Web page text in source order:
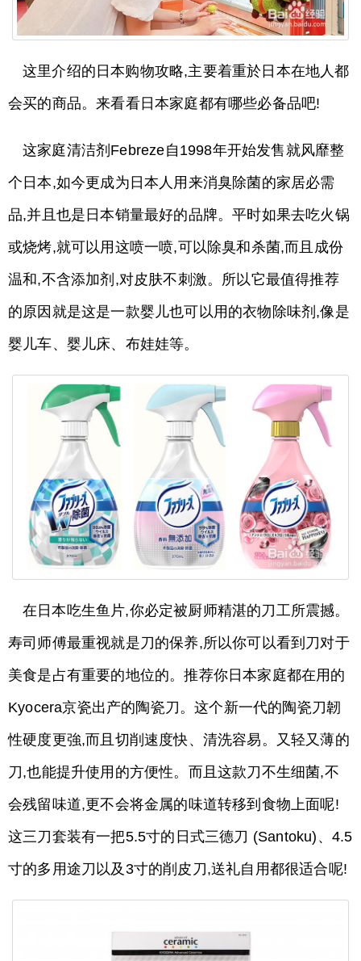
这里介绍的日本购物攻略,主要着重於日本在地人都
会买的商品。来看看日本家庭都有哪些必备品吧!
这家庭清洁剂Febreze自1998年开始发售就风靡整
个日本,如今更成为日本人用来消臭除菌的家居必需
品,并且也是日本销量最好的品牌。平时如果去吃火锅
或烧烤,就可以用这喷一喷,可以除臭和杀菌,而且成份
温和,不含添加剂,对皮肤不刺激。所以它最值得推荐
的原因就是这是一款婴儿也可以用的衣物除味剂,像是
婴儿车、婴儿床、布娃娃等。
在日本吃生鱼片,你必定被厨师精湛的刀工所震撼。
寿司师傅最重视就是刀的保养,所以你可以看到刀对于
美食是占有重要的地位的。推荐你日本家庭都在用的
Kyocera京瓷出产的陶瓷刀。这个新一代的陶瓷刀韌
性硬度更強,而且切削速度快、清洗容易。又轻又薄的
刀,也能提升使用的方便性。而且这款刀不生细菌,不
会残留味道,更不会将金属的味道转移到食物上面呢!
这三刀套装有一把5.5寸的日式三德刀 (Santoku)、4.5
寸的多用途刀以及3寸的削皮刀,送礼自用都很适合呢!